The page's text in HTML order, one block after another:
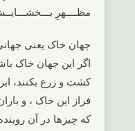
مظــــهرِ
جهان خاک یعنی
اگر این جهان خاک
کشت و زرع بکنند،
فراز این خاک ، و
که چیزها در آن